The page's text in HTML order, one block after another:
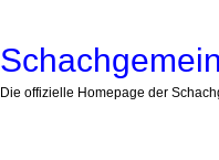
Die offizielle Homepage der